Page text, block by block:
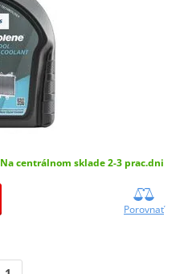
Na centrálnom sklade 2-3 prac.dni
Porovnať